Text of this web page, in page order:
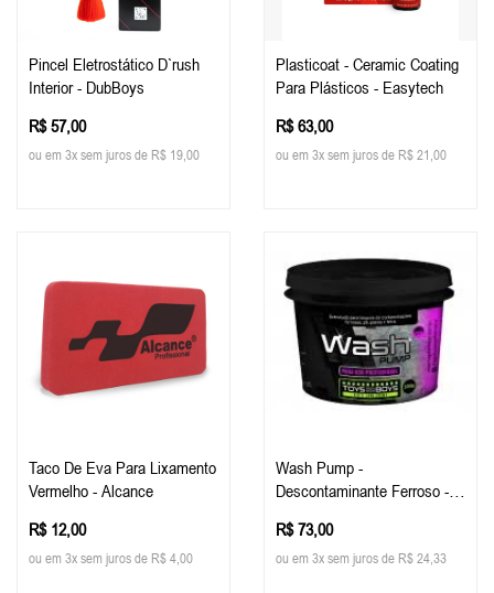
Pincel Eletrostático D`rush
Interior - DubBoys
R$ 57,00
ou em 3x sem juros de R$ 19,00
Plasticoat - Ceramic Coating
Para Plásticos - Easytech
R$ 63,00
ou em 3x sem juros de R$ 21,00
Taco De Eva Para Lixamento
Vermelho - Alcance
R$ 12,00
ou em 3x sem juros de R$ 4,00
Wash Pump -
Descontaminante Ferroso -
R$ 73,00
ou em 3x sem juros de R$ 24,33